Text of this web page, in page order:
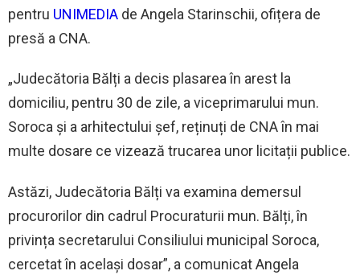
pentru UNIMEDIA de Angela Starinschii, ofițera de
presă a CNA.
„Judecătoria Bălți a decis plasarea în arest la
domiciliu, pentru 30 de zile, a viceprimarului mun.
Soroca și a arhitectului șef, reținuți de CNA în mai
multe dosare ce vizează trucarea unor licitații publice.
Astăzi, Judecătoria Bălți va examina demersul
procurorilor din cadrul Procuraturii mun. Bălți, în
privința secretarului Consiliului municipal Soroca,
cercetat în același dosar”, a comunicat Angela